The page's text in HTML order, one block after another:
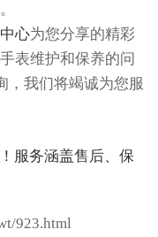
心为您分享的精彩
表维护和保养的问
，我们将竭诚为您服
923.html